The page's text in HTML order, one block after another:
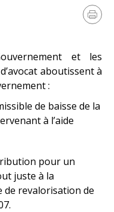
et les
aboutissent à
:
de baisse de la
à l’aide
pour un
juste à la
de revalorisation de